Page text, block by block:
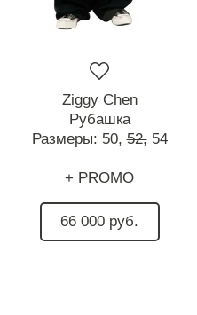
Ziggy Chen
Рубашка
Размеры: 50, 52, 54
+ PROMO
66 000 руб.